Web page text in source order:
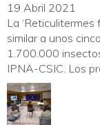
19 Abril 2021
La
similar a unos
1.700.000
IPNA-CSIC. Los